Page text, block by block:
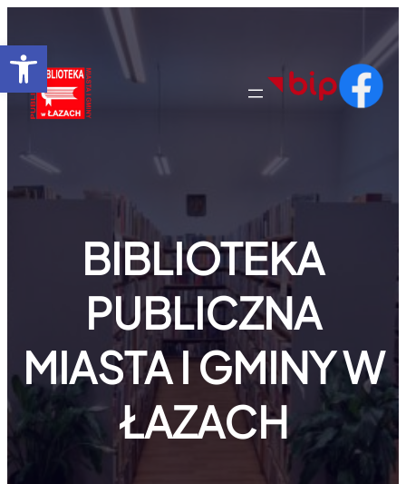
Otwórz pasek narzędzi
treści
BIBLIOTEKA
PUBLICZNA
MIASTA I GMINY W
ŁAZACH